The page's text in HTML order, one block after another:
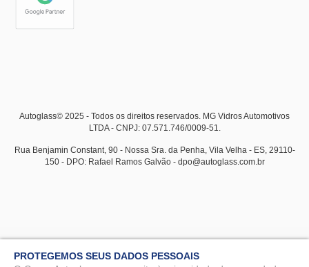
PROTEGEMOS SEUS DADOS PESSOAIS